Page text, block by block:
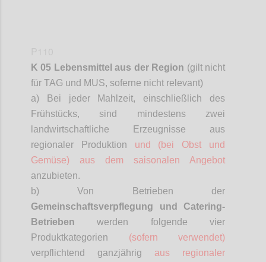
K 05 Lebensmittel aus der Region (gilt nicht
für TAG und MUS, soferne nicht relevant)
a) Bei jeder Mahlzeit, einschließlich des
Frühstücks, sind mindestens zwei
landwirtschaftliche Erzeugnisse aus
regionaler Produktion und (bei Obst und
Gemüse) aus dem saisonalen Angebot
anzubieten.
b) Von Betrieben der
Gemeinschaftsverpflegung und Catering-
Betrieben werden folgende vier
Produktkategorien (sofern verwendet)
verpflichtend ganzjährig aus regionaler